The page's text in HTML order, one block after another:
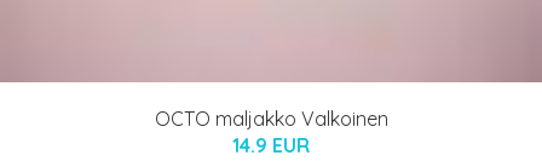
OCTO maljakko Valkoinen
14.9 EUR